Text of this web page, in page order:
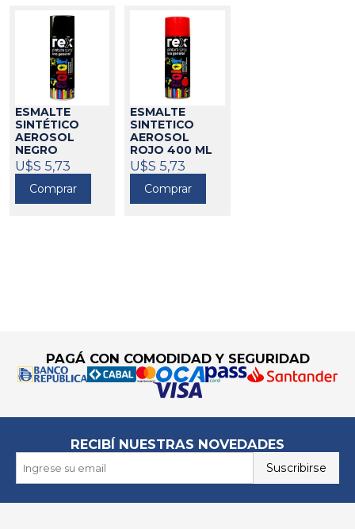
ESMALTE
SINTÉTICO
AEROSOL
NEGRO
BRILLANTE
400ML REX
458404
U$S 5,73
Comprar
ESMALTE
SINTETICO
AEROSOL
ROJO 400 ML
REX 458406
U$S 5,73
Comprar
PAGÁ CON COMODIDAD Y SEGURIDAD
RECIBÍ NUESTRAS NOVEDADES
Suscribirse